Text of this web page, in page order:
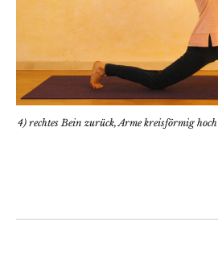
4) rechtes Bein zurück, Arme kreisförmig hoch